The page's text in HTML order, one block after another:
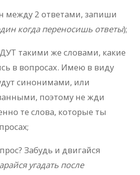
между 2 ответами, запиши
когда переносишь ответы);
такими же словами, какие
в вопросах. Имею в виду
синонимами, или
поэтому не жди
те слова, которые ты
Забудь и двигайся
угадать после